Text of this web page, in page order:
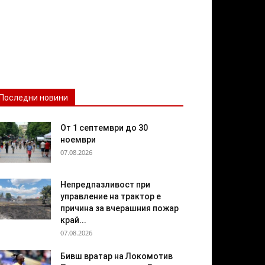
новини
От 1 септември до 30
ноември
07.08.2026
Непредпазливост при
управление на трактор е
причина за вчерашния пожар
край...
07.08.2026
Бивш вратар на Локомотив